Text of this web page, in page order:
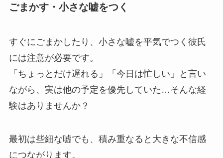
ごまかす・小さな嘘をつく
すぐにごまかしたり、小さな嘘を平気でつく彼氏
には注意が必要です。
「ちょっとだけ遅れる」「今日は忙しい」と言い
ながら、実は他の予定を優先していた…そんな経
験はありませんか？
最初は些細な嘘でも、積み重なると大きな不信感
につながります。